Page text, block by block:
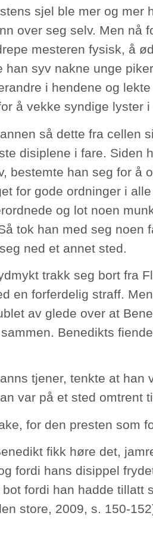
sjel ble mer og mer
over seg selv. Men nå
mesteren fysisk, å
han syv nakne unge
i hendene og
å vekke syndige lyster i
så dette fra cellen
disiplene i fare. Siden
bestemte han seg for å
for gode ordninger i
og lot noen
tok han med seg noen
ned et annet sted.
trakk seg bort fra
en forferdelig straff.
av glede over at
Benedikts
tjener, tenkte at han
var på et sted omtrent
for den presten som
fikk høre det,
fordi hans disippel
fordi han hadde tillatt
store, 2009, s. 150-